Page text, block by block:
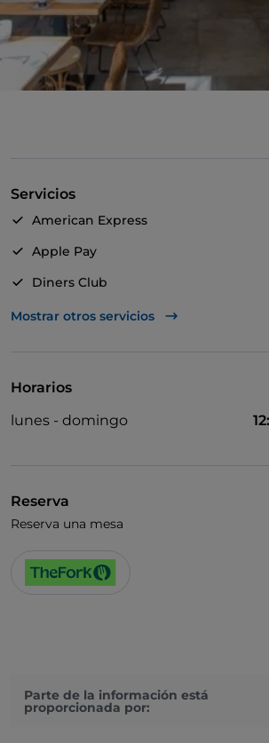
Servicios
American Express
Apple Pay
Diners Club
Mastercard
Mostrar otros servicios
Horarios
lunes - domingo
Reserva
Reserva una mesa
Parte de la información está
proporcionada por: